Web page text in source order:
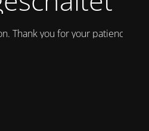
Thank you for your patience!